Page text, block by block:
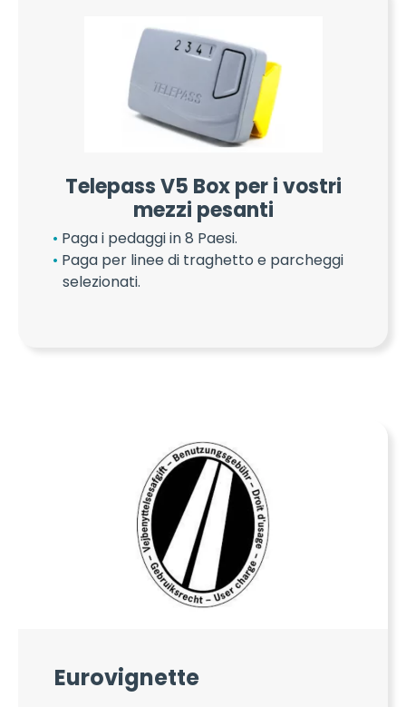
Telepass V5 Box per i vostri
mezzi pesanti
Paga i pedaggi in 8 Paesi.
Paga per linee di traghetto e parcheggi
selezionati.
Eurovignette